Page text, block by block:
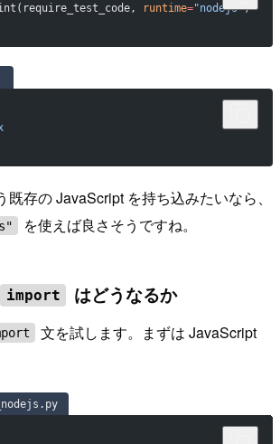
runtime="nodejs")
既存の JavaScript を持ち込みたいなら、
を使えば良さそうですね。
import はどうなるか
文を試します。まずは JavaScript